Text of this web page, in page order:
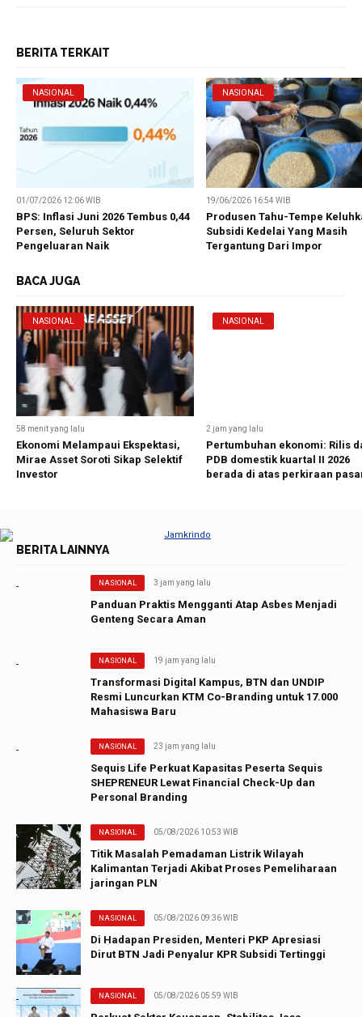
BERITA TERKAIT
NASIONAL
01/07/2026 12:06 WIB
BPS: Inflasi Juni 2026 Tembus 0,44
Persen, Seluruh Sektor
Pengeluaran Naik
NASIONAL
19/06/2026 16:54 WIB
Produsen Tahu-Tempe
Subsidi Kedelai Yang Masih
Tergantung Dari Impor
BACA JUGA
NASIONAL
58 menit yang lalu
Ekonomi Melampaui Ekspektasi,
Mirae Asset Soroti Sikap Selektif
Investor
NASIONAL
2 jam yang lalu
Pertumbuhan ekonomi: Rilis
PDB domestik kuartal II 2026
berada di atas perkiraan
BERITA LAINNYA
NASIONAL 3 jam yang lalu
Panduan Praktis Mengganti Atap Asbes Menjadi
Genteng Secara Aman
NASIONAL 19 jam yang lalu
Transformasi Digital Kampus, BTN dan UNDIP
Resmi Luncurkan KTM Co-Branding untuk 17.000
Mahasiswa Baru
NASIONAL 23 jam yang lalu
Sequis Life Perkuat Kapasitas Peserta Sequis
SHEPRENEUR Lewat Financial Check-Up dan
Personal Branding
NASIONAL 05/08/2026 10:53 WIB
Titik Masalah Pemadaman Listrik Wilayah
Kalimantan Terjadi Akibat Proses Pemeliharaan
jaringan PLN
NASIONAL 05/08/2026 09:36 WIB
Di Hadapan Presiden, Menteri PKP Apresiasi
Dirut BTN Jadi Penyalur KPR Subsidi Tertinggi
NASIONAL 05/08/2026 05:59 WIB